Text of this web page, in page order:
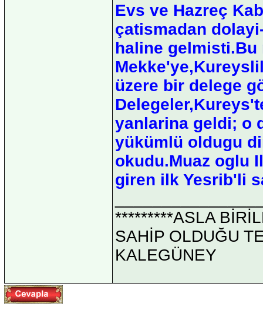
Evs ve Hazreç
çatismadan
haline
üzere bir delege
yanlarina geldi; o
yükümlü oldugu
okudu.Muaz oglu
giren ilk Yesrib'li
*********ASLA
SAHİP OLDUĞU
KALEGÜNEY